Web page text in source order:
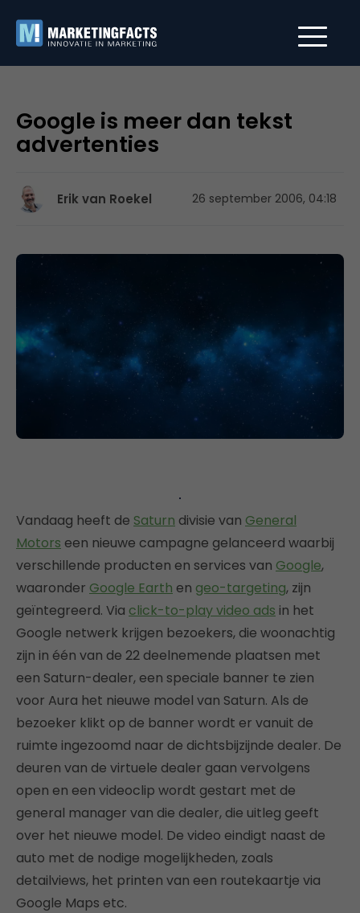
Google is meer dan tekst
advertenties
Erik van Roekel 26 september 2006, 04:18
Vandaag heeft de Saturn divisie van General
Motors een nieuwe campagne gelanceerd waarbij
verschillende producten en services van Google,
waaronder Google Earth en geo-targeting, zijn
geïntegreerd. Via click-to-play video ads in het
Google netwerk krijgen bezoekers, die woonachtig
zijn in één van de 22 deelnemende plaatsen met
een Saturn-dealer, een speciale banner te zien
voor Aura het nieuwe model van Saturn. Als de
bezoeker klikt op de banner wordt er vanuit de
ruimte ingezoomd naar de dichtsbijzijnde dealer. De
deuren van de virtuele dealer gaan vervolgens
open en een videoclip wordt gestart met de
general manager van die dealer, die uitleg geeft
over het nieuwe model. De video eindigt naast de
auto met de nodige mogelijkheden, zoals
detailviews, het printen van een routekaartje via
Google Maps etc.